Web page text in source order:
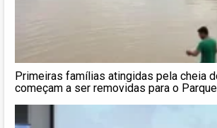
Primeiras famílias atingidas pela cheia
começam a ser removidas para o